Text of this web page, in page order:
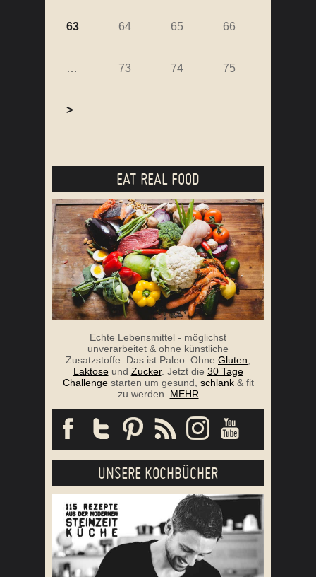
63 64 65 66
… 73 74 75
>
EAT REAL FOOD
Echte Lebensmittel - möglichst
unverarbeitet & ohne künstliche
Zusatzstoffe. Das ist Paleo. Ohne Gluten
Laktoseund Zucker. Jetzt die 30 Tage
Challengestarten um gesund, schlank& fit
zu werden. MEHR
UNSERE KOCHBÜCHER